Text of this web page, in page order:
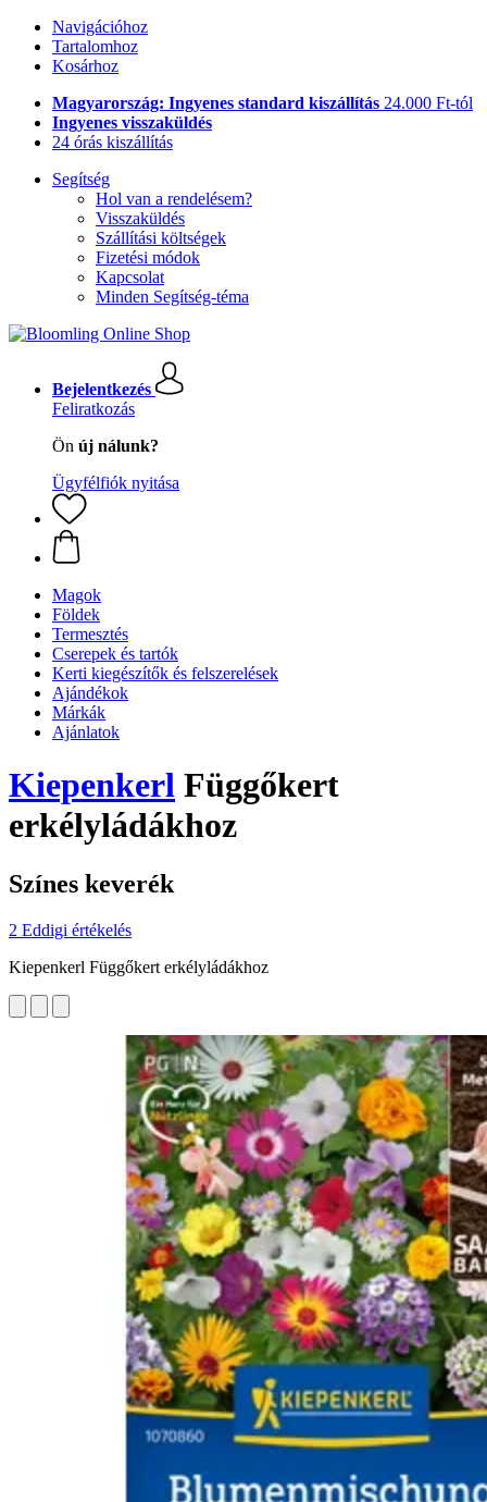
Navigációhoz
Tartalomhoz
Kosárhoz
Magyarország: Ingyenes standard kiszállítás 24.000 Ft-tól
Ingyenes visszaküldés
24 órás kiszállítás
Segítség
Hol van a rendelésem?
Visszaküldés
Szállítási költségek
Fizetési módok
Kapcsolat
Minden Segítség-téma
Bejelentkezés
Feliratkozás
Ön új nálunk?
Ügyfélfiók nyitása
Magok
Földek
Termesztés
Cserepek és tartók
Kerti kiegészítők és felszerelések
Ajándékok
Márkák
Ajánlatok
Kiepenkerl Függőkert
erkélyládákhoz
Színes keverék
2 Eddigi értékelés
Kiepenkerl Függőkert erkélyládákhoz